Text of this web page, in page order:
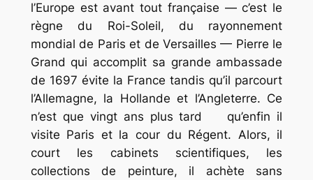
l’Europe est avant tout française — c’est le
règne du Roi-Soleil, du rayonnement
mondial de Paris et de Versailles — Pierre le
Grand qui accomplit sa grande ambassade
de 1697 évite la France tandis qu’il parcourt
l’Allemagne, la Hollande et l’Angleterre. Ce
n’est que vingt ans plus tard qu’enfin il
visite Paris et la cour du Régent. Alors, il
court les cabinets scientifiques, les
collections de peinture, il achète sans